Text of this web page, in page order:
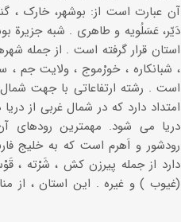
آن عبارت است از: بوشهر، خارک ،
دَیّر، عَسَلُویه و طاهری . شبه جزیرة
استان قرار گرفته است . از جمله
، شبانکاره ، خورْموج ، ولایت جم ،
است . رشته ارتفاعاتی با جهت
امتداد دارد که در شمال غربی از
دریا می شود. مهمترین رودهای
رودشور و اَهرم است که به خلیج
دارد از جمله پیرزن کش ، شَرْته ،
(غیوب ) و غیره . این استان ، از